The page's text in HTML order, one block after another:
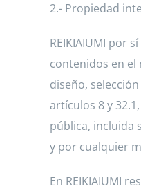
2.- Propiedad
REIKIAIUMI por
contenidos en el
diseño,
artículos 8 y
pública, incluida
y por cualquier
En REIKIAIUMI